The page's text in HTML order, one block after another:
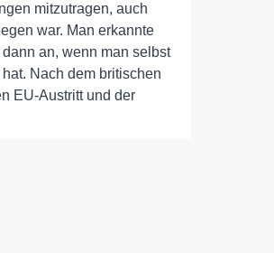
mitzutragen, auch
war. Man erkannte
an, wenn man selbst
Nach dem britischen
EU-Austritt und der